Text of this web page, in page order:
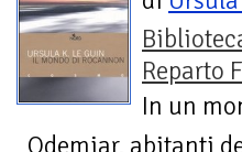
Reparto
In un